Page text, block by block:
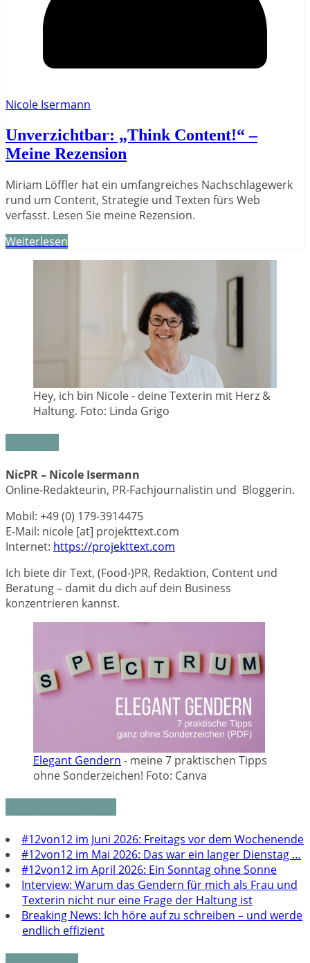
Nicole Isermann
Unverzichtbar: „Think Content!“ –
Meine Rezension
Miriam Löffler hat ein umfangreiches Nachschlagewerk
rund um Content, Strategie und Texten fürs Web
verfasst. Lesen Sie meine Rezension.
Weiterlesen
Hey, ich bin Nicole - deine Texterin mit Herz &
Haltung. Foto: Linda Grigo
NicPR – Nicole Isermann
Online-Redakteurin, PR-Fachjournalistin und Bloggerin.
Mobil: +49 (0) 179-3914475
E-Mail: nicole [at] projekttext.com
Internet: https://projekttext.com
Ich biete dir Text, (Food-)PR, Redaktion, Content und
Beratung – damit du dich auf dein Business
konzentrieren kannst.
Elegant Gendern - meine 7 praktischen Tipps
ohne Sonderzeichen! Foto: Canva
#12von12 im Juni 2026: Freitags vor dem Wochenende
#12von12 im Mai 2026: Das war ein langer Dienstag …
#12von12 im April 2026: Ein Sonntag ohne Sonne
Interview: Warum das Gendern für mich als Frau und
Texterin nicht nur eine Frage der Haltung ist
Breaking News: Ich höre auf zu schreiben – und werde
endlich effizient